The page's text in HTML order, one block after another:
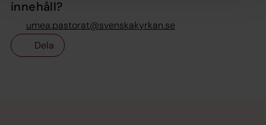
innehåll?
umea.pastorat@svenskakyrkan.se
Dela